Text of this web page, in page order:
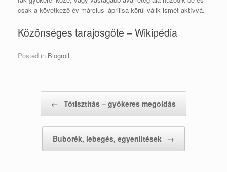
csak a következő év március–áprilisa körül válik ismét aktívvá.
Közönséges tarajosgőte – Wikipédia
Posted in Blogroll.
← Tótisztítás – gyökeres megoldás
Buborék, lebegés, egyenlítések →